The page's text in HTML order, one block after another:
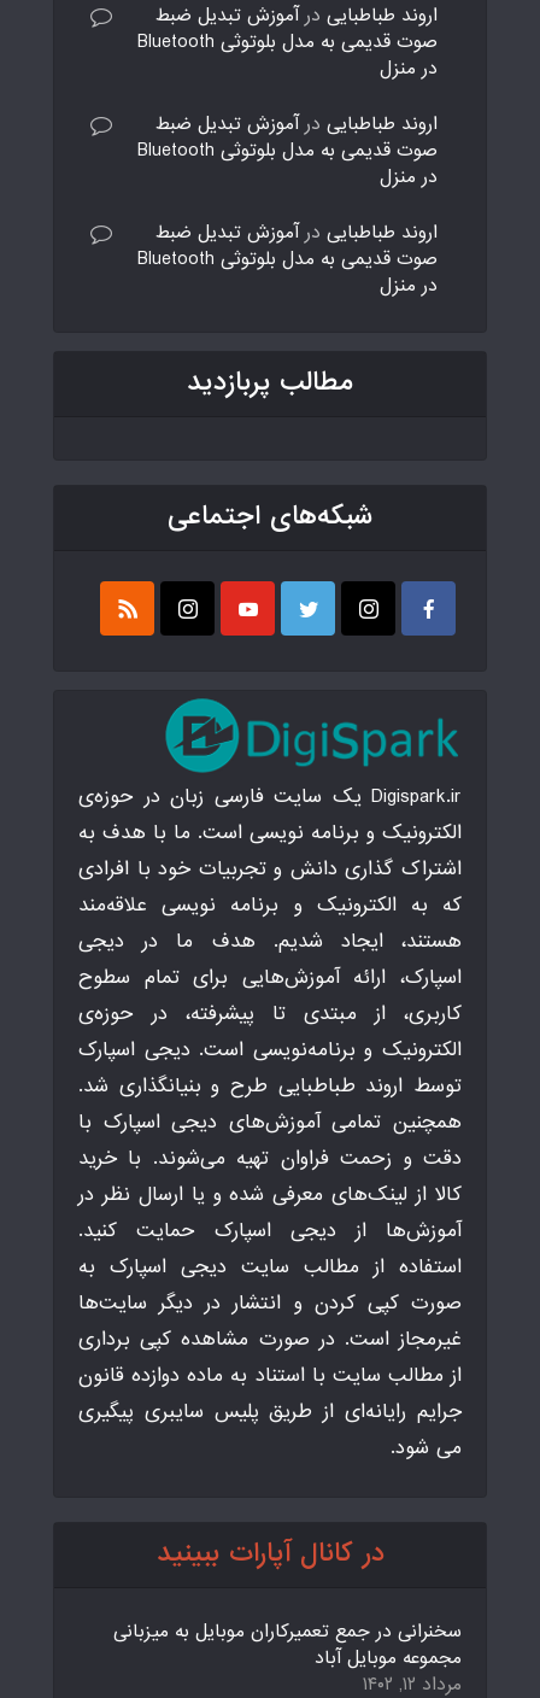
اروند طباطبایی درآموزش تبدیل ضبط
صوت قدیمی به مدل بلوتوثی Bluetooth
در منزل
اروند طباطبایی درآموزش تبدیل ضبط
صوت قدیمی به مدل بلوتوثی Bluetooth
در منزل
اروند طباطبایی درآموزش تبدیل ضبط
صوت قدیمی به مدل بلوتوثی Bluetooth
در منزل
مطالب پربازدید
شبکه‌های اجتماعی
Digispark.ir یک سایت فارسی زبان در حوزه‌ی
الکترونیک و برنامه نویسی است. ما با هدف به
اشتراک گذاری دانش و تجربیات خود با افرادی
که به الکترونیک و برنامه نویسی علاقه‌مند
هستند، ایجاد شدیم. هدف ما در دیجی
اسپارک، ارائه آموزش‌هایی برای تمام سطوح
کاربری، از مبتدی تا پیشرفته، در حوزه‌ی
الکترونیک و برنامه‌نویسی است. دیجی اسپارک
توسط اروند طباطبایی طرح و بنیانگذاری شد.
همچنین تمامی آموزش‌های دیجی اسپارک با
دقت و زحمت فراوان تهیه می‌شوند. با خرید
کالا از لینک‌های معرفی شده و یا ارسال نظر در
آموزش‌ها از دیجی اسپارک حمایت کنید.
استفاده از مطالب سایت دیجی اسپارک به
صورت کپی کردن و انتشار در دیگر سایت‌ها
غیرمجاز است. در صورت مشاهده کپی برداری
از مطالب سایت با استناد به ماده دوازده قانون
جرایم رایانه‌ای از طریق پلیس سایبری پیگیری
می شود.
در کانال آپارات ببینید
سخنرانی در جمع تعمیرکاران موبایل به میزبانی
مجموعه موبایل آباد
مرداد ۱۲, ۱۴۰۲